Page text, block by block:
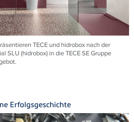
TECE und hidrobox nach der
SLU (hidrobox) in die TECE SE Gruppe
Erfolgsgeschichte